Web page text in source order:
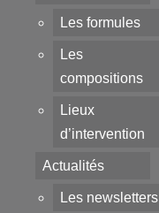
Les formules
Les
compositions
Lieux
d’intervention
Actualités
Les newsletters